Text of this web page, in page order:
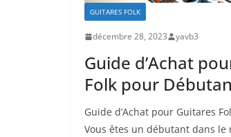
GUITARES FOLK
décembre 28, 2023 yavb3
Guide d’Achat
Folk pour
Guide d’Achat pour Guitares
Vous êtes un débutant ‌dans le